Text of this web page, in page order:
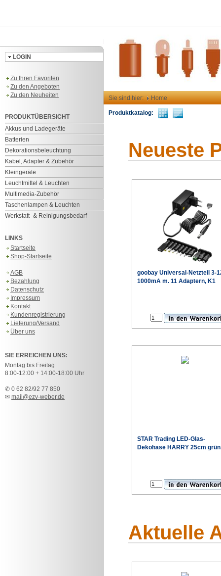
LOGIN
Zu Ihren Favoriten
Zu den Angeboten
Zu den Neuheiten
PRODUKTÜBERSICHT
Akkus und Ladegeräte
Batterien
Dekorationsbeleuchtung
Kabel, Adapter & Zubehör
Kleingeräte
Leuchtmittel & Leuchten
Multimedia-Zubehör
Taschenlampen & Leuchten
Werkstatt- & Reinigungsbedarf
LINKS
Startseite
Shop-Startseite
AGB
Bezahlung
Datenschutz
Impressum
Kontakt
Kundenregistrierung
Lieferung/Versand
Über uns
SIE ERREICHEN UNS:
Montag bis Freitag
8:00-12:00 + 14:00-18:00 Uhr
✆ 0 62 82/92 77 850
✉ mail@ezv-weber.de
Sie sind hier: Home
Produktkatalog:
Neueste
goobay Universal-Netzteil 3-
1000mA m. 11 Adaptern, K1
STAR Trading LED-Glas-
Dekohase HARRY 25cm
Aktuelle